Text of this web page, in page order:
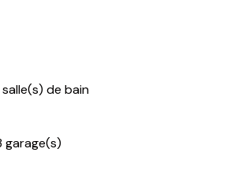
s’impose.
et la place du village le marché
salle(s) de bain
garage(s)